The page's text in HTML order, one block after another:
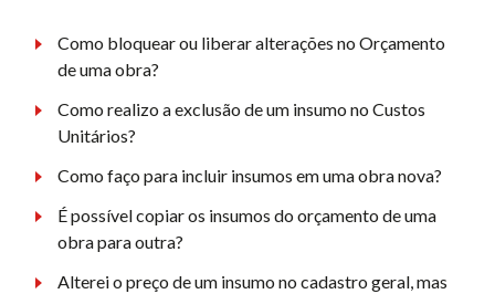
Como bloquear ou liberar alterações no Orçamento
de uma obra?
Como realizo a exclusão de um insumo no Custos
Unitários?
Como faço para incluir insumos em uma obra nova?
É possível copiar os insumos do orçamento de uma
obra para outra?
Alterei o preço de um insumo no cadastro geral, mas